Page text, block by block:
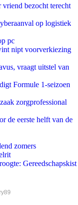
vriend bezocht terecht
op logistiek
pc
nipt voorverkiezing
vraagt uitstel van
Formule 1-seizoen
zorgprofessional
de eerste helft van de
zomers
Gereedschapskist